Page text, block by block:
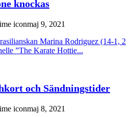
knockas
maj 9, 2021
Marina Rodriguez (14-1, 2
”The Karate Hottie...
och Sändningstider
maj 8, 2021